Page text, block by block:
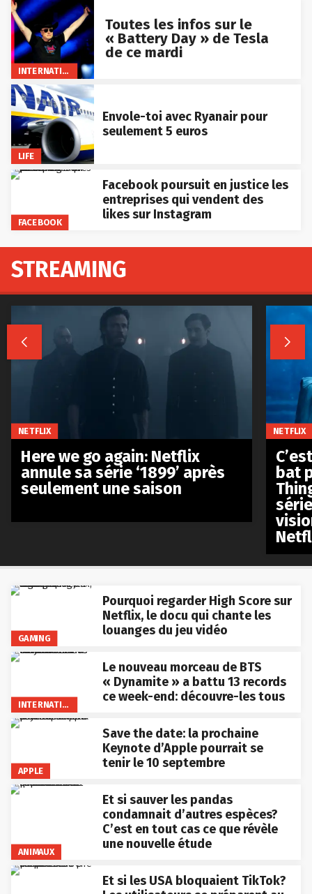
Toutes les infos sur le
« Battery Day » de Tesla
de ce mardi
LIFE
Envole-toi avec Ryanair pour
seulement 5 euros
FACEBOOK
Facebook poursuit en justice les
entreprises qui vendent des
likes sur Instagram
GAMING
Pourquoi regarder High Score sur
Netflix, le docu qui chante les
louanges du jeu vidéo
Le nouveau morceau de BTS
« Dynamite » a battu 13 records
ce week-end: découvre-les tous
APPLE
Save the date: la prochaine
Keynote d’Apple pourrait se
tenir le 10 septembre
ANIMAUX
Et si sauver les pandas
condamnait d’autres espèces?
C’est en tout cas ce que révèle
une nouvelle étude
Et si les USA bloquaient TikTok?
STREAMING
 
NETFLIX
Here we go again: Netflix
annule sa série ‘1899’ après
seulement une saison
NETFLIX
bat